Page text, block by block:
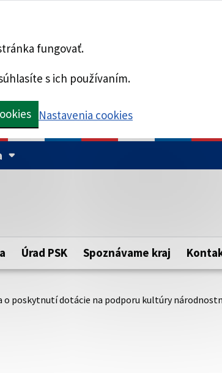
fungovať.
s ich používaním.
Nastavenia cookies
kraja.
Táto stránka je
zabezpečenú webovú
https:// pred názvom
Úrad PSK Spoznávame kraj
o poskytnutí dotácie na podporu kultúry